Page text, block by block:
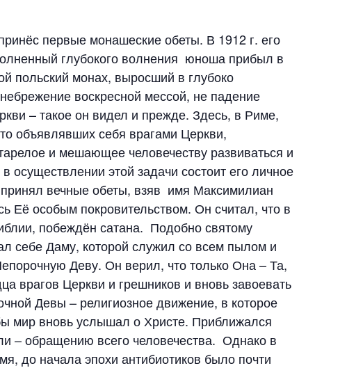
первые монашеские обеты. В 1912 г. его
глубокого волнения юноша прибыл в
польский монах, выросший в глубоко
воскресной мессой, не падение
– такое он видел и прежде. Здесь, в Риме,
объявлявших себя врагами Церкви,
и мешающее человечеству развиваться и
этой задачи состоит его личное
вечные обеты, взяв имя Максимилиан
Её особым покровительством. Он считал, что в
побеждён сатана. Подобно святому
себе Даму, которой служил со всем пылом и
Деву. Он верил, что только Она – Та,
врагов Церкви и грешников и вновь завоевать
Девы – религиозное движение, в которое
мир вновь услышал о Христе. Приближался
– обращению всего человечества. Однако в
до начала эпохи антибиотиков было почти